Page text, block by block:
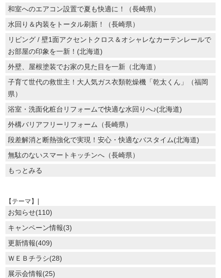
和室へのエアコン設置で夏も快適に！（長崎県）
水回り＆内装をトータル刷新！（長崎県）
リビング / 壁1面アクセントクロス＆オシャレなカーテンレールで
お部屋の印象を一新！(北海道)
外壁、屋根塗装でお家の見た目を一新（北海道）
子育て世代の救世主！大人気ガス衣類乾燥機「乾太くん」（福岡
県）
浴室・洗面化粧台リフォームで快適な水回りへ♪(北海道)
外構バリアフリーリフォーム（長崎県）
段差解消と断熱強化で実現！安心・快適なバスタイム(北海道)
無駄のないスマートキッチンへ（長崎県）
もっとみる
【テーマ】|
お知らせ(110)
キャンペーン情報(3)
更新情報(409)
ＷＥＢチラシ(28)
展示会情報(25)